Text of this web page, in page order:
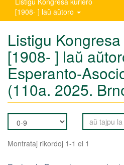
[1908- ] laŭ aŭtoro
Listigu
[1908- ] laŭ
Esperanto-
(110a. 2025.
Montrataj rikordoj 1-1 el 1